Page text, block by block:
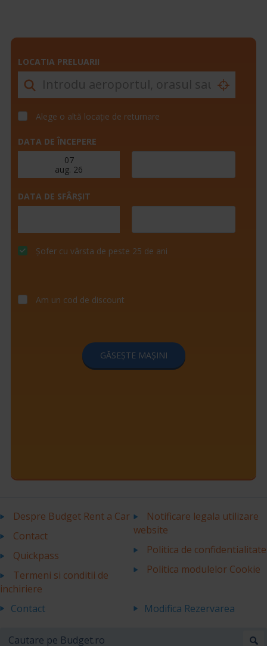
LOCATIA PRELUARII
Alege o altă locație de returnare
DATA DE ÎNCEPERE
DATA DE SFÂRȘIT
Șofer cu vârsta de peste 25 de ani
Am un cod de discount
GĂSEȘTE MAȘINI
Despre Budget Rent a Car
Contact
Quickpass
Termeni si conditii de
inchiriere
Notificare legala utilizare
website
Politica de confidentialitate
Politica modulelor Cookie
Contact Modifica Rezervarea